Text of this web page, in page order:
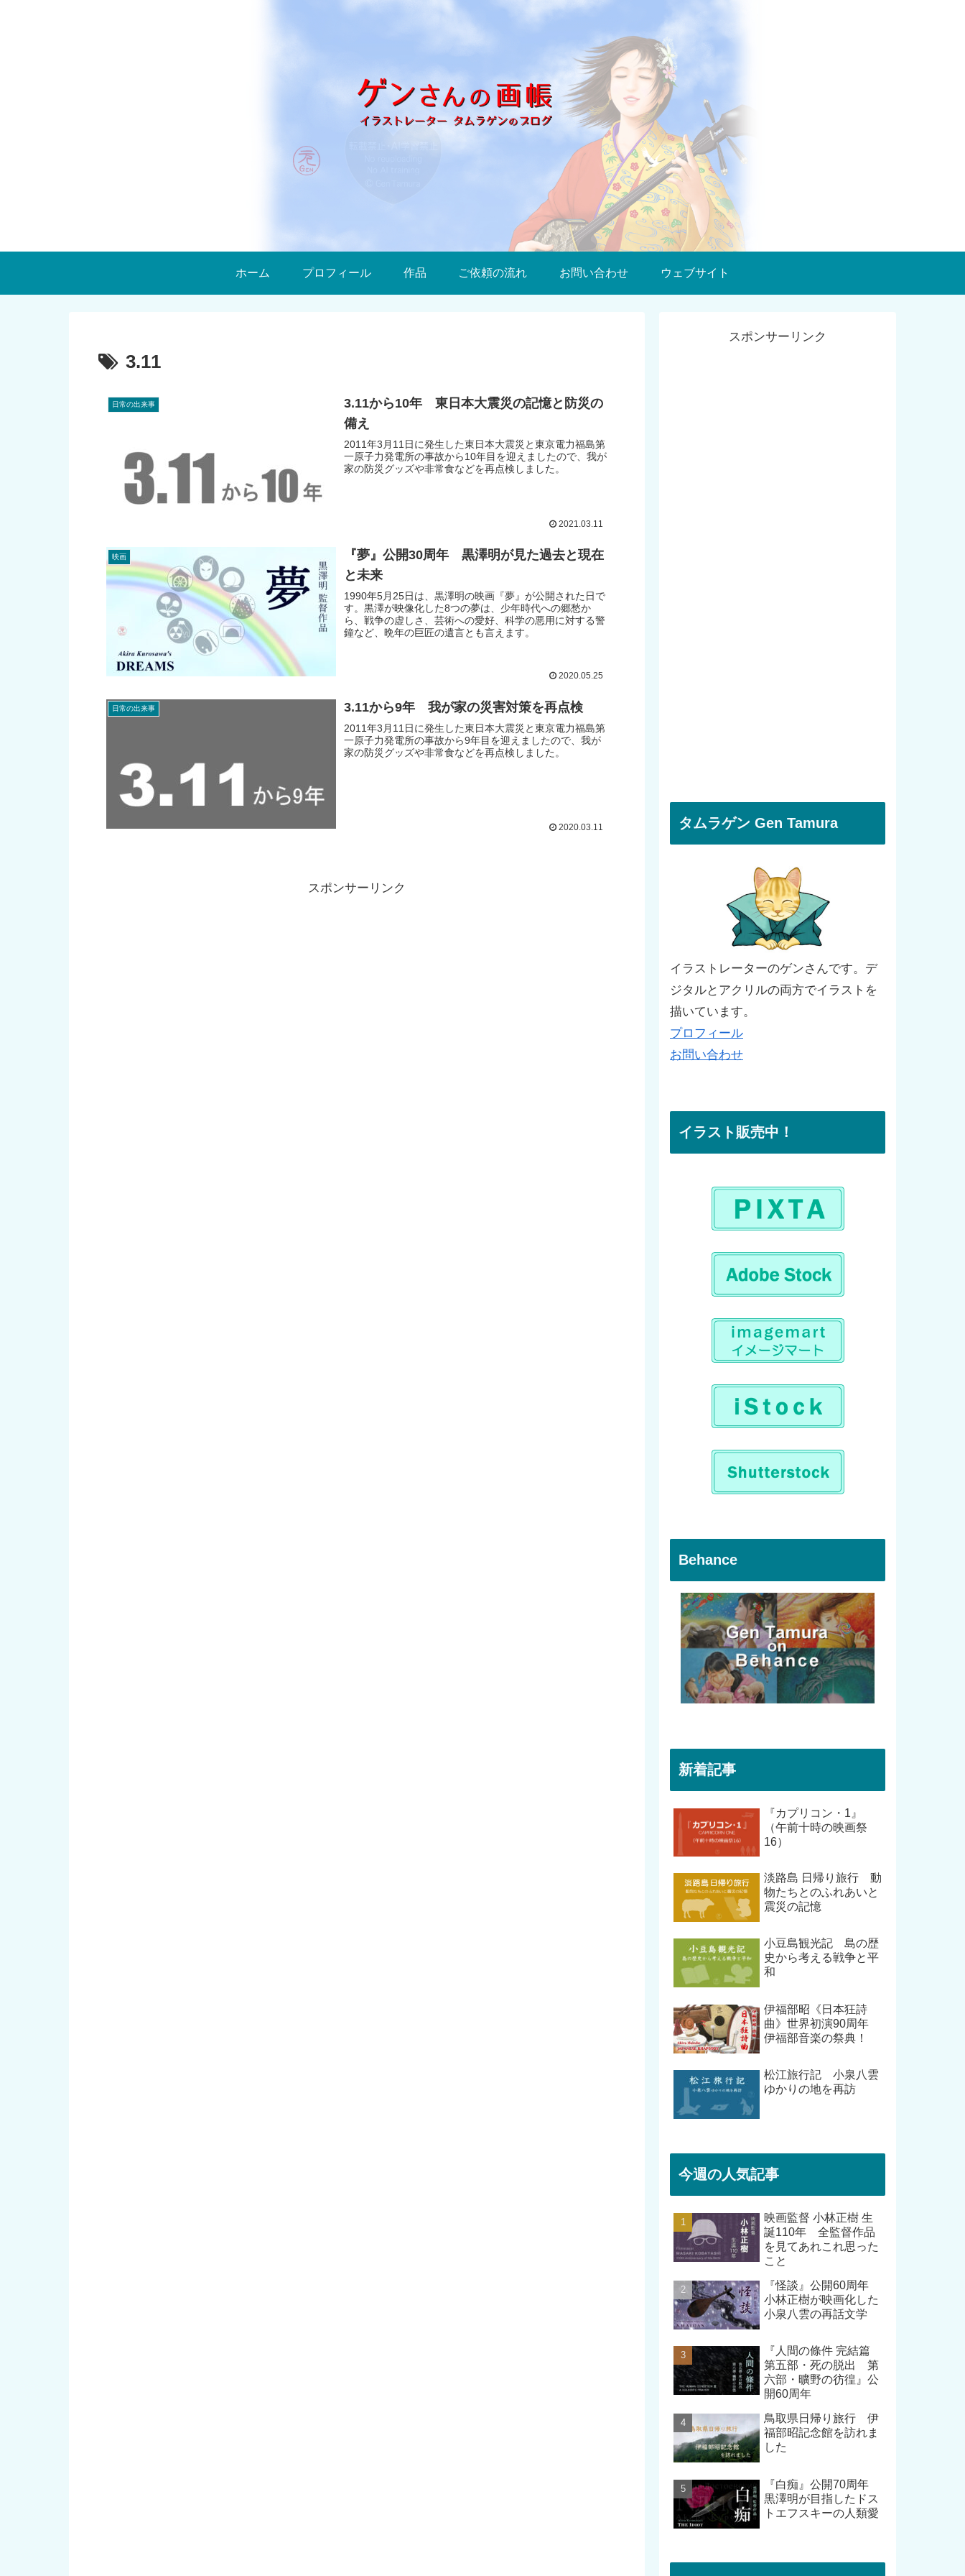
ホーム プロフィール 作品 ご依頼の流れ お問い合わせ ウェブサイト
3.11
日常の出来事
3.11から10年 東日本大震災の記憶と防災の
備え
2011年3月11日に発生した東日本大震災と東京電力福島第
一原子力発電所の事故から10年目を迎えましたので、我が
家の防災グッズや非常食などを再点検しました。
2021.03.11
映画
『夢』公開30周年 黒澤明が見た過去と現在
と未来
1990年5月25日は、黒澤明の映画『夢』が公開された日で
す。黒澤が映像化した8つの夢は、少年時代への郷愁か
ら、戦争の虚しさ、芸術への愛好、科学の悪用に対する警
鐘など、晩年の巨匠の遺言とも言えます。
2020.05.25
日常の出来事 3.11から9年 我が家の災害対策を再点検
2011年3月11日に発生した東日本大震災と東京電力福島第
一原子力発電所の事故から9年目を迎えましたので、我が
家の防災グッズや非常食などを再点検しました。
2020.03.11
スポンサーリンク
スポンサーリンク
タムラゲン Gen Tamura
イラストレーターのゲンさんです。デ
ジタルとアクリルの両方でイラストを
描いています。
プロフィール
お問い合わせ
イラスト販売中！
Behance
新着記事
『カプリコン・1』
（午前十時の映画祭
16）
淡路島 日帰り旅行 動
物たちとのふれあいと
震災の記憶
小豆島観光記 島の歴
史から考える戦争と平
和
伊福部昭《日本狂詩
曲》世界初演90周年
伊福部音楽の祭典！
松江旅行記 小泉八雲
ゆかりの地を再訪
今週の人気記事
映画監督 小林正樹 生
誕110年 全監督作品
を見てあれこれ思った
こと
『怪談』公開60周年
小林正樹が映画化した
小泉八雲の再話文学
『人間の條件 完結篇
第五部・死の脱出 第
六部・曠野の彷徨』公
開60周年
鳥取県日帰り旅行 伊
福部昭記念館を訪れま
した
『白痴』公開70周年
黒澤明が目指したドス
トエフスキーの人類愛